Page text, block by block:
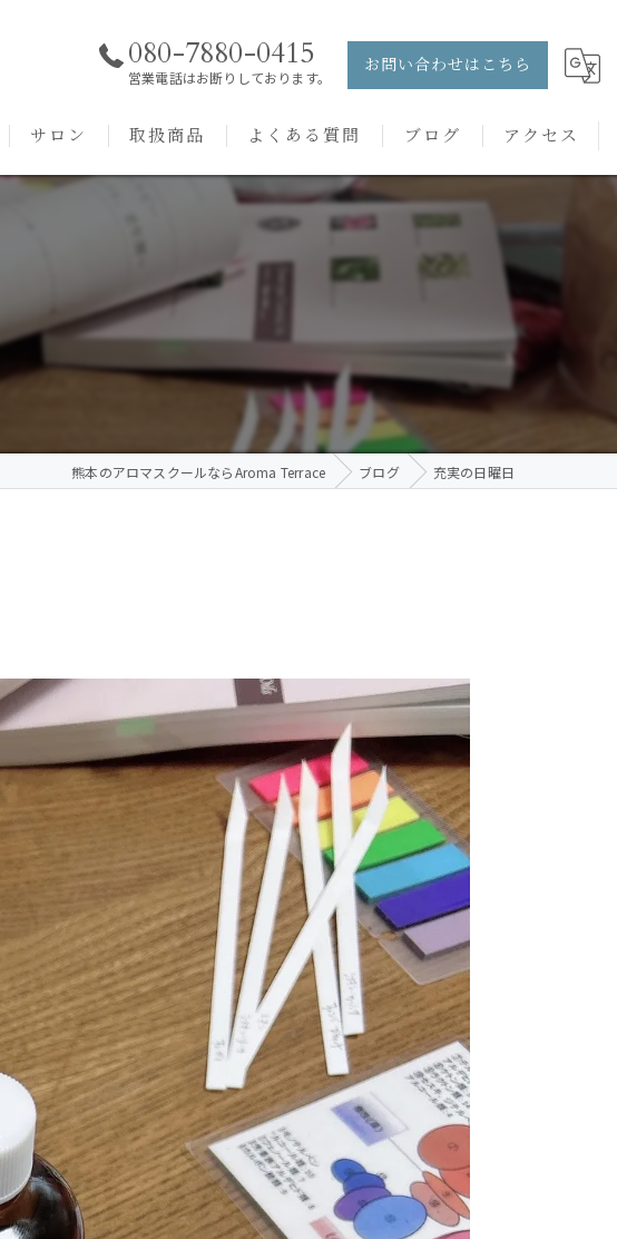
080-7880-0415
営業電話はお断りしております。
お問い合わせはこちら
サロン
施術事例
取扱商品
バッチフラワーレメディ
よくある質問 ブログ アクセス
熊本のアロマスクールならAroma Terrace ブログ 充実の日曜日